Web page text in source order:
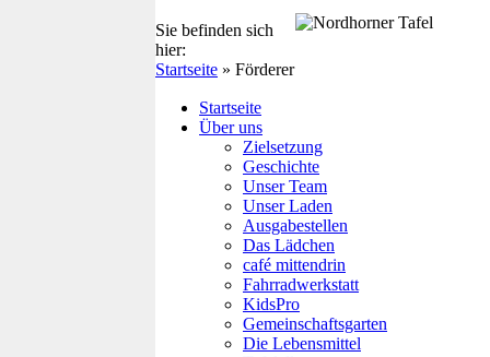
Sie befinden sich
hier:
Startseite » Förderer
Startseite
Über uns
Zielsetzung
Geschichte
Unser Team
Unser Laden
Ausgabestellen
Das Lädchen
café mittendrin
Fahrradwerkstatt
KidsPro
Gemeinschaftsgarten
Die Lebensmittel